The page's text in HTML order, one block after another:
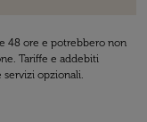
48 ore e potrebbero non
Tariffe e addebiti
servizi opzionali.